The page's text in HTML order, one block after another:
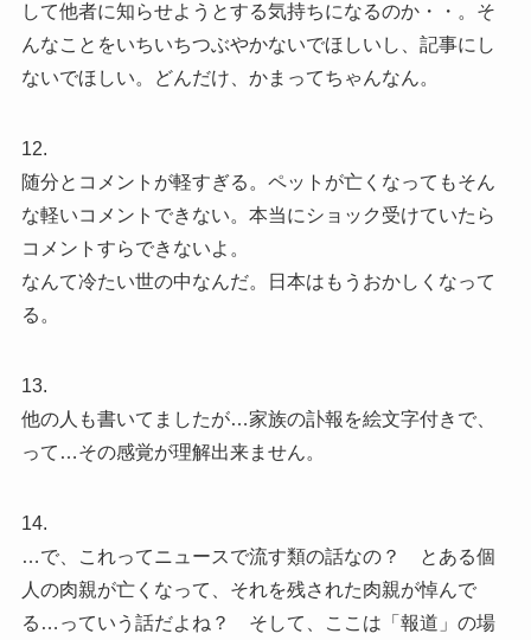
して他者に知らせようとする気持ちになるのか・・。そ
んなことをいちいちつぶやかないでほしいし、記事にし
ないでほしい。どんだけ、かまってちゃんなん。
12.
随分とコメントが軽すぎる。ペットが亡くなってもそん
な軽いコメントできない。本当にショック受けていたら
コメントすらできないよ。
なんて冷たい世の中なんだ。日本はもうおかしくなって
る。
13.
他の人も書いてましたが…家族の訃報を絵文字付きで、
って…その感覚が理解出来ません。
14.
…で、これってニュースで流す類の話なの？ とある個
人の肉親が亡くなって、それを残された肉親が悼んで
る…っていう話だよね？ そして、ここは「報道」の場